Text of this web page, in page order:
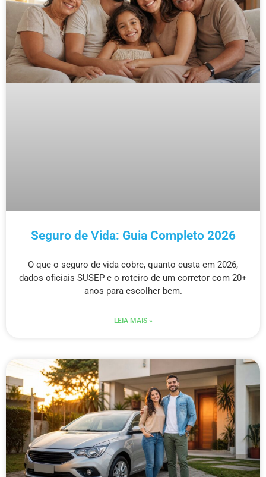
Seguro de Vida: Guia Completo 2026
O que o seguro de vida cobre, quanto custa em 2026,
dados oficiais SUSEP e o roteiro de um corretor com 20+
anos para escolher bem.
LEIA MAIS »